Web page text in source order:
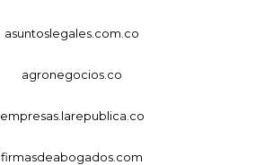
asuntoslegales.com.co
agronegocios.co
empresas.larepublica.co
firmasdeabogados.com